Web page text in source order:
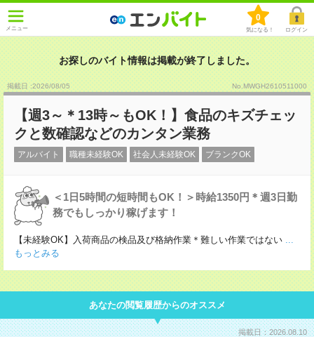
メニュー
0
気になる！ ログイン
お探しのバイト情報は掲載が終了しました。
掲載日 :2026/08/05 No.MWGH2610511000
【週3～＊13時～もOK！】食品のキズチェッ
クと数確認などのカンタン業務
アルバイト 職種未経験OK 社会人未経験OK ブランクOK
＜1日5時間の短時間もOK！＞時給1350円＊週3日勤
務でもしっかり稼げます！
【未経験OK】入荷商品の検品及び格納作業＊難しい作業ではない ...
もっとみる
あなたの閲覧履歴からのオススメ
掲載日：2026.08.10